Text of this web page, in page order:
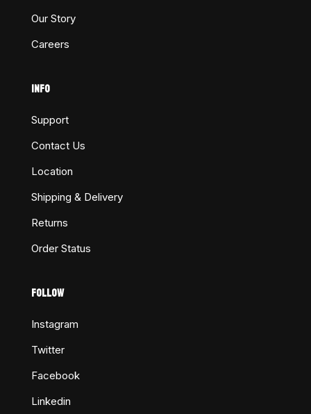
Our Story
Careers
INFO
Support
Contact Us
Location
Shipping & Delivery
Returns
Order Status
FOLLOW
Instagram
Twitter
Facebook
Linkedin